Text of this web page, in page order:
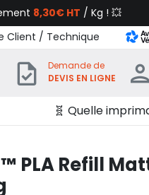
8,30€ HT / Kg ! 💥
Client / Technique
Demande de
DEVIS EN LIGNE
🧬 Quelle
PLA Refill